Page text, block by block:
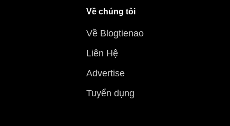
Về chúng tôi
Về Blogtienao
Liên Hệ
Advertise
Tuyển dụng